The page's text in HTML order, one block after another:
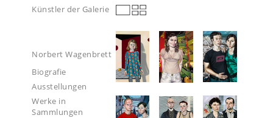
Künstler der Galerie
Norbert Wagenbrett
Biografie
Ausstellungen
Werke in
Sammlungen